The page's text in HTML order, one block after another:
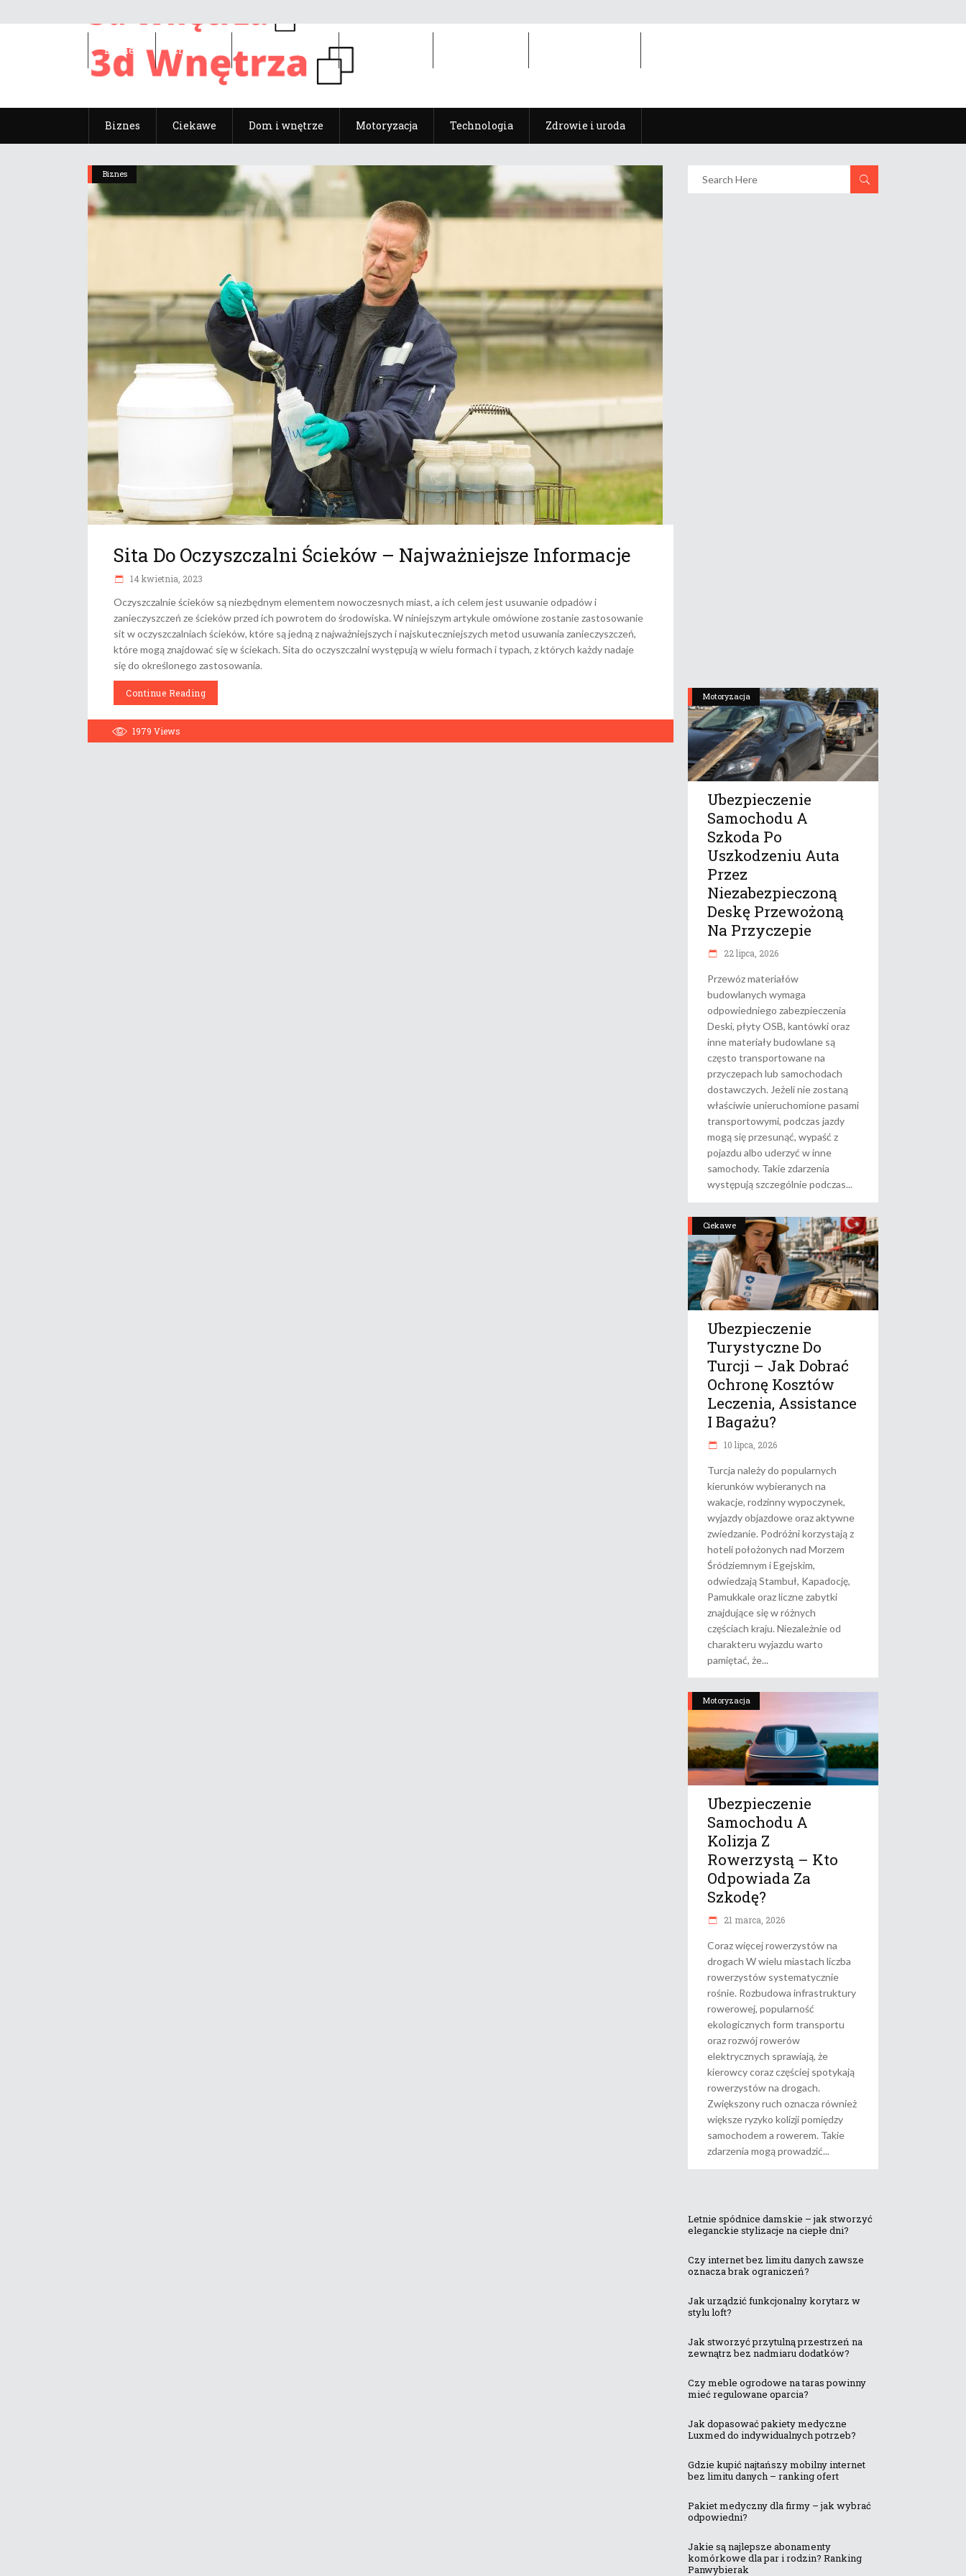
Biznes Ciekawe Dom i wnętrze Motoryzacja Technologia Zdrowie i uroda
Biznes Ciekawe
Biznes
Sita Do Oczyszczalni Ścieków – Najważniejsze Informacje
14 kwietnia, 2023
Oczyszczalnie ścieków są niezbędnym elementem nowoczesnych miast, a ich celem jest usuwanie odpadów i
zanieczyszczeń ze ścieków przed ich powrotem do środowiska. W niniejszym artykule omówione zostanie zastosowanie
sit w oczyszczalniach ścieków, które są jedną z najważniejszych i najskuteczniejszych metod usuwania zanieczyszczeń,
które mogą znajdować się w ściekach. Sita do oczyszczalni występują w wielu formach i typach, z których każdy nadaje
się do określonego zastosowania.
Continue Reading
1979 Views
Motoryzacja
Ubezpieczenie
Samochodu A
Szkoda Po
Uszkodzeniu Auta
Przez
Niezabezpieczoną
Deskę Przewożoną
Na Przyczepie
22 lipca, 2026
Przewóz materiałów
budowlanych wymaga
odpowiedniego zabezpieczenia
Deski, płyty OSB, kantówki oraz
inne materiały budowlane są
często transportowane na
przyczepach lub samochodach
dostawczych. Jeżeli nie zostaną
właściwie unieruchomione pasami
transportowymi, podczas jazdy
mogą się przesunąć, wypaść z
pojazdu albo uderzyć w inne
samochody. Takie zdarzenia
występują szczególnie podczas
Ciekawe
Ubezpieczenie
Turystyczne Do
Turcji – Jak Dobrać
Ochronę Kosztów
Leczenia, Assistance
I Bagażu?
10 lipca, 2026
Turcja należy do popularnych
kierunków wybieranych na
wakacje, rodzinny wypoczynek,
wyjazdy objazdowe oraz aktywne
zwiedzanie. Podróżni korzystają z
hoteli położonych nad Morzem
Śródziemnym i Egejskim,
odwiedzają Stambuł, Kapadocję,
Pamukkale oraz liczne zabytki
znajdujące się w różnych
częściach kraju. Niezależnie od
charakteru wyjazdu warto
pamiętać, że
Motoryzacja
Ubezpieczenie
Samochodu A
Kolizja Z
Rowerzystą – Kto
Odpowiada Za
Szkodę?
21 marca, 2026
Coraz więcej rowerzystów na
drogach W wielu miastach liczba
rowerzystów systematycznie
rośnie. Rozbudowa infrastruktury
rowerowej, popularność
ekologicznych form transportu
oraz rozwój rowerów
elektrycznych sprawiają, że
kierowcy coraz częściej spotykają
rowerzystów na drogach.
Zwiększony ruch oznacza również
większe ryzyko kolizji pomiędzy
samochodem a rowerem. Takie
zdarzenia mogą prowadzić
Letnie spódnice damskie – jak stworzyć
eleganckie stylizacje na ciepłe dni?
Czy internet bez limitu danych zawsze
oznacza brak ograniczeń?
Jak urządzić funkcjonalny korytarz w
stylu loft?
Jak stworzyć przytulną przestrzeń na
zewnątrz bez nadmiaru dodatków?
Czy meble ogrodowe na taras powinny
mieć regulowane oparcia?
Jak dopasować pakiety medyczne
Luxmed do indywidualnych potrzeb?
Gdzie kupić najtańszy mobilny internet
bez limitu danych – ranking ofert
Pakiet medyczny dla firmy – jak wybrać
odpowiedni?
Jakie są najlepsze abonamenty
komórkowe dla par i rodzin? Ranking
Panwybierak